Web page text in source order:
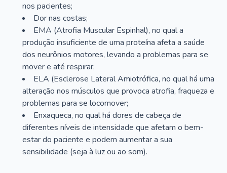
nos pacientes;
Dor nas costas;
EMA (Atrofia Muscular Espinhal), no qual a
produção insuficiente de uma proteína afeta a saúde
dos neurônios motores, levando a problemas para se
mover e até respirar;
ELA (Esclerose Lateral Amiotrófica, no qual há uma
alteração nos músculos que provoca atrofia, fraqueza e
problemas para se locomover;
Enxaqueca, no qual há dores de cabeça de
diferentes níveis de intensidade que afetam o bem-
estar do paciente e podem aumentar a sua
sensibilidade (seja à luz ou ao som).